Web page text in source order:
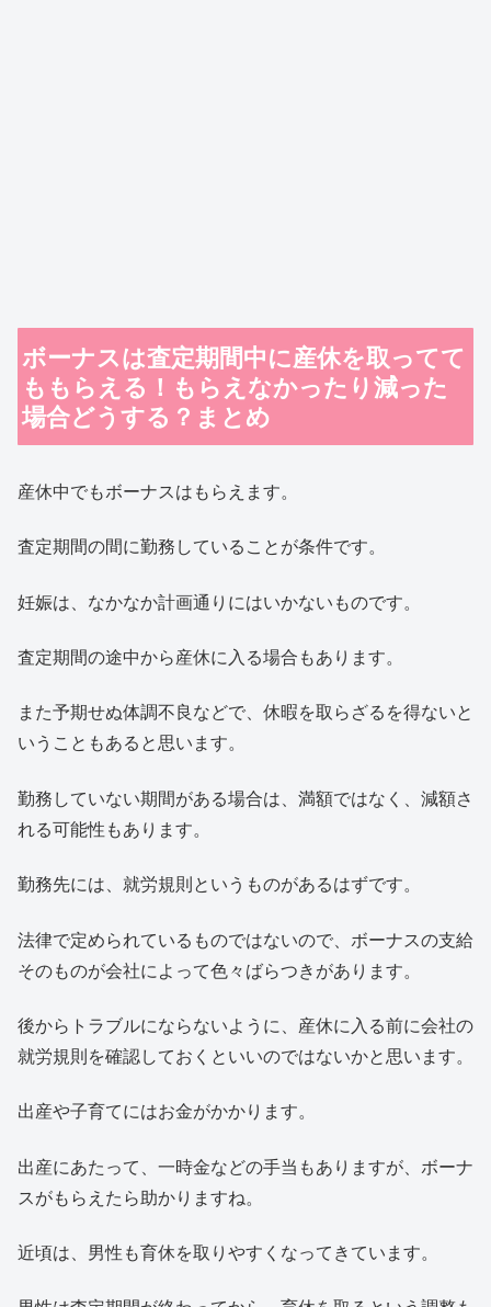
ボーナスは査定期間中に産休を取ってて
ももらえる！もらえなかったり減った
場合どうする？まとめ
産休中でもボーナスはもらえます。
査定期間の間に勤務していることが条件です。
妊娠は、なかなか計画通りにはいかないものです。
査定期間の途中から産休に入る場合もあります。
また予期せぬ体調不良などで、休暇を取らざるを得ないと
いうこともあると思います。
勤務していない期間がある場合は、満額ではなく、減額さ
れる可能性もあります。
勤務先には、就労規則というものがあるはずです。
法律で定められているものではないので、ボーナスの支給
そのものが会社によって色々ばらつきがあります。
後からトラブルにならないように、産休に入る前に会社の
就労規則を確認しておくといいのではないかと思います。
出産や子育てにはお金がかかります。
出産にあたって、一時金などの手当もありますが、ボーナ
スがもらえたら助かりますね。
近頃は、男性も育休を取りやすくなってきています。